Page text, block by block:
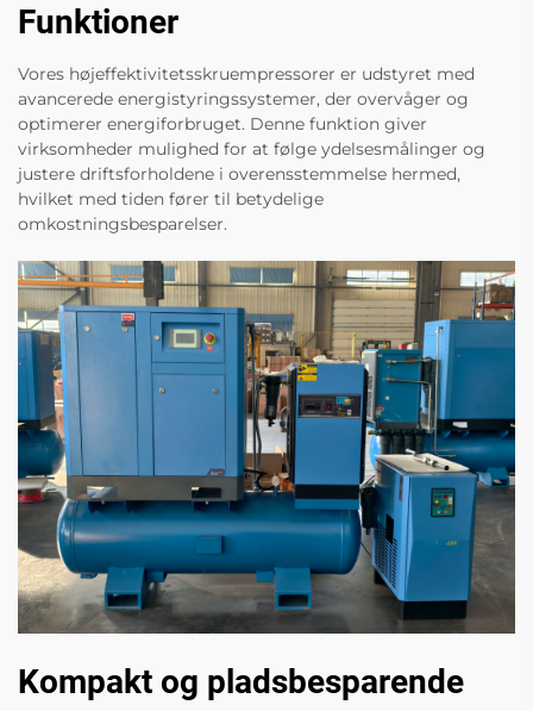
Funktioner
Vores højeffektivitetsskruempressorer er udstyret med
avancerede energistyringssystemer, der overvåger og
optimerer energiforbruget. Denne funktion giver
virksomheder mulighed for at følge ydelsesmålinger og
justere driftsforholdene i overensstemmelse hermed,
hvilket med tiden fører til betydelige
omkostningsbesparelser.
Kompakt og pladsbesparende